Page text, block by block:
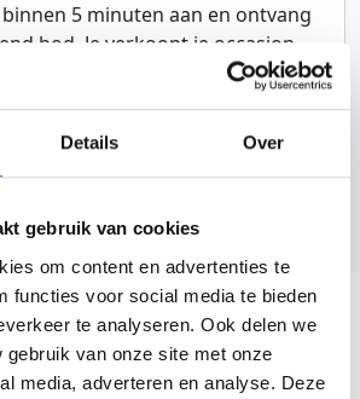
Details Over
gebruik van cookies
om content en advertenties te
functies voor social media te bieden
te analyseren. Ook delen we
gebruik van onze site met onze
media, adverteren en analyse. Deze
5 minuten aan en ontvang
bod. Je verkoopt je occasion
via OSW.nl